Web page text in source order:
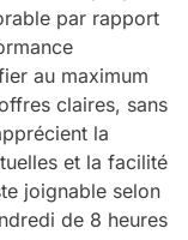
par rapport
au maximum
claires, sans
la
et la facilité
joignable selon
de 8 heures